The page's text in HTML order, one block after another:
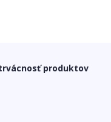
produktov